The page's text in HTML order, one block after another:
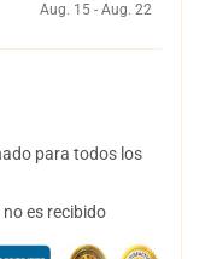
Aug. 15 - Aug. 22
para todos los
es recibido